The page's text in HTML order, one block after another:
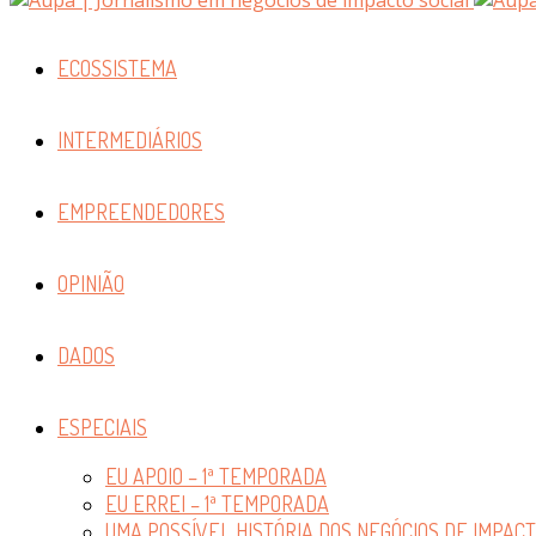
ECOSSISTEMA
INTERMEDIÁRIOS
EMPREENDEDORES
OPINIÃO
DADOS
ESPECIAIS
EU APOIO – 1ª TEMPORADA
EU ERREI – 1ª TEMPORADA